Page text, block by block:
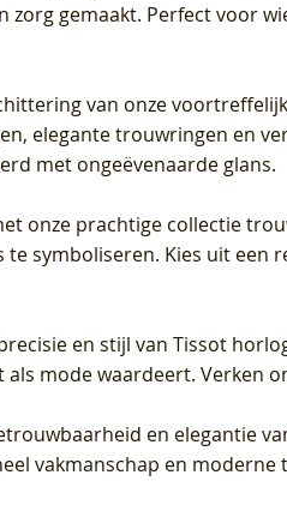
gemaakt. Perfect voor
van onze
elegante trouwringen en
met ongeëvenaarde glans.
onze prachtige collectie
symboliseren. Kies uit
en stijl van Tissot
mode waardeert. Verken
en elegantie
vakmanschap en